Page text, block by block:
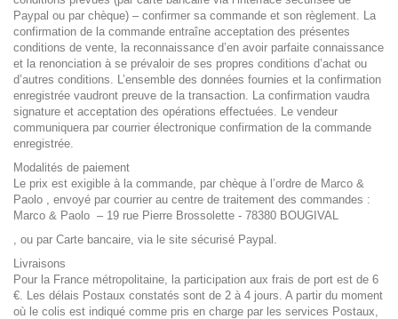
Paypal ou par chèque) – confirmer sa commande et son règlement. La
confirmation de la commande entraîne acceptation des présentes
conditions de vente, la reconnaissance d’en avoir parfaite connaissance
et la renonciation à se prévaloir de ses propres conditions d’achat ou
d’autres conditions. L’ensemble des données fournies et la confirmation
enregistrée vaudront preuve de la transaction. La confirmation vaudra
signature et acceptation des opérations effectuées. Le vendeur
communiquera par courrier électronique confirmation de la commande
enregistrée.
Modalités de paiement
Le prix est exigible à la commande, par chèque à l’ordre de Marco &
Paolo , envoyé par courrier au centre de traitement des commandes :
Marco & Paolo – 19 rue Pierre Brossolette - 78380 BOUGIVAL
, ou par Carte bancaire, via le site sécurisé Paypal.
Livraisons
Pour la France métropolitaine, la participation aux frais de port est de 6
€. Les délais Postaux constatés sont de 2 à 4 jours. A partir du moment
où le colis est indiqué comme pris en charge par les services Postaux,